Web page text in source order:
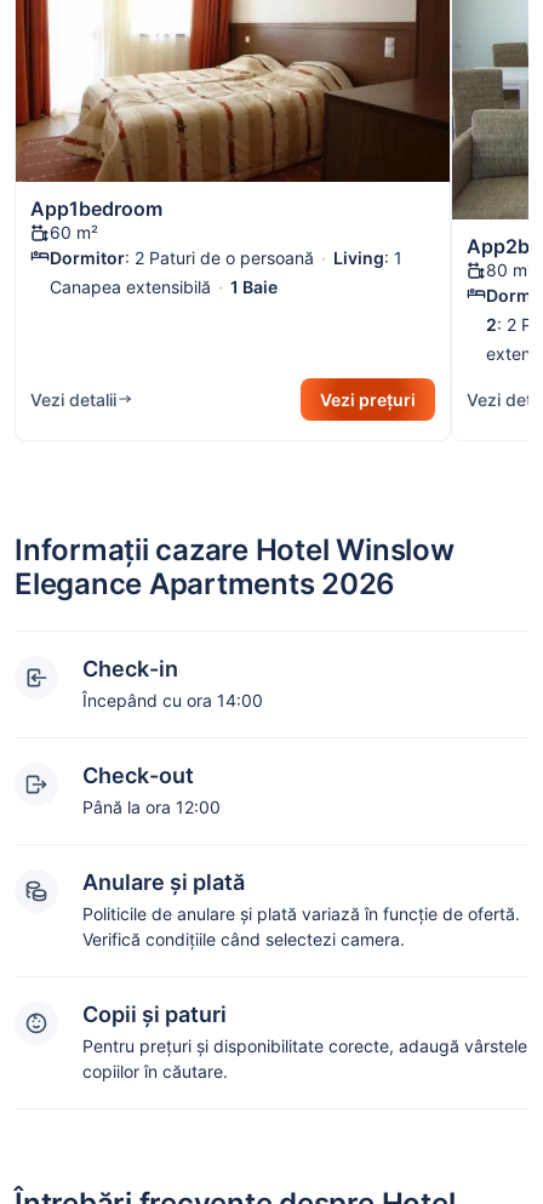
App1bedroom
60 m²
Dormitor: 2 Paturi de o persoană Living: 1
Canapea extensibilă
1 Baie
Vezi detalii Vezi prețuri
80 m²
2: 2
Vezi
Informații cazare Hotel Winslow
Elegance Apartments 2026
Check-in
Începând cu ora 14:00
Check-out
Până la ora 12:00
Anulare și plată
Politicile de anulare și plată variază în funcție de ofertă.
Verifică condițiile când selectezi camera.
Copii și paturi
Pentru prețuri și disponibilitate corecte, adaugă vârstele
copiilor în căutare.